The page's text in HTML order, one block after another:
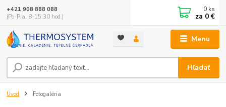
Menu
Hľadať
+421 908 888 088
(Po-Pia, 8-15:30 hod.)
0 ks
za 0 €
Úvod Fotogaléria